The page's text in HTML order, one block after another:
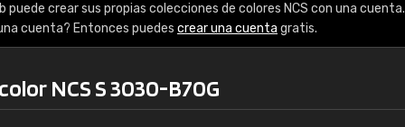
puede crear sus propias colecciones de colores NCS con una cuenta.
cuenta? Entonces puedes crear una cuenta gratis.
NCS S 3030-B70G